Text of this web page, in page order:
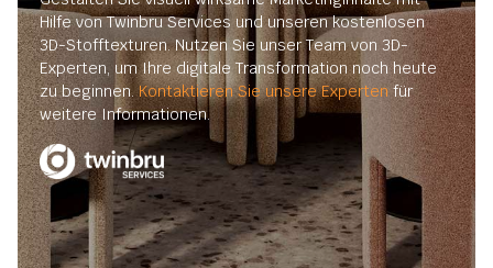
Hilfe von Twinbru Services und unseren kostenlosen
3D-Stofftexturen. Nutzen Sie unser Team von 3D-
Experten, um Ihre digitale Transformation noch heute
zu beginnen.Kontaktieren Sie unsere Expertenfür
weitere Informationen.